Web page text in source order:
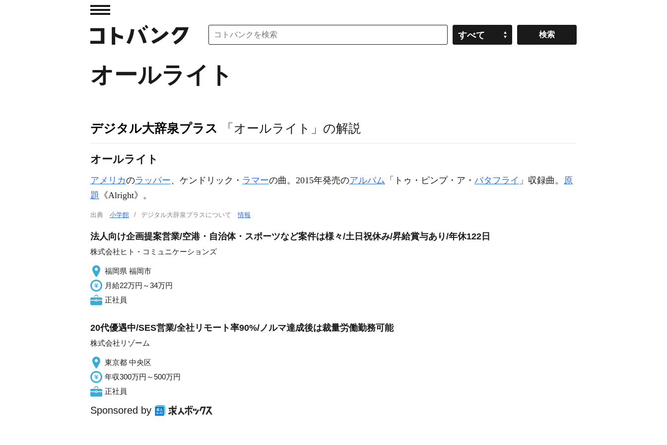
すべて
オールライト
デジタル大辞泉プラス 「オールライト」の解説
オールライト
アメリカのラッパー、ケンドリック・ ラマーの曲。2015年発売のアルバム 「トゥ・ピンプ・ア・ バタフライ 」収録曲。 原
題 《Alright》。
出典 小学館 デジタル大辞泉プラスについて情報
法人向け企画提案営業/空港・自治体・スポーツなど案件は様々/土日祝休み/昇給賞与あり/年休122日
株式会社ヒト・コミュニケーションズ
福岡県 福岡市
月給22万円～34万円
正社員
20代優遇中/SES営業/全社リモート率90%/ノルマ達成後は裁量労働勤務可能
株式会社リゾーム
東京都 中央区
年収300万円～500万円
正社員
Sponsored by